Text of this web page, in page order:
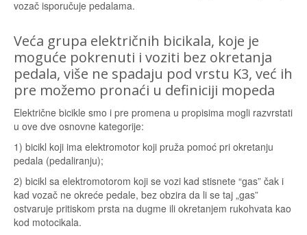
vozač isporučuje pedalama.
Veća grupa električnih bicikala, koje je
moguće pokrenuti i voziti bez okretanja
pedala, više ne spadaju pod vrstu K3, već ih
pre možemo pronaći u definiciji mopeda
Električne bicikle smo i pre promena u propisima mogli razvrstati
u ove dve osnovne kategorije:
1) bicikl koji ima elektromotor koji pruža pomoć pri okretanju
pedala (pedaliranju);
2) bicikl sa elektromotorom koji se vozi kad stisnete “gas” čak i
kad vozač ne okreće pedale, bez obzira da li se taj „gas”
ostvaruje pritiskom prsta na dugme ili okretanjem rukohvata kao
kod motocikala.